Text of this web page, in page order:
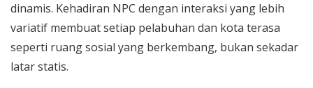
dinamis. Kehadiran NPC dengan interaksi yang lebih
variatif membuat setiap pelabuhan dan kota terasa
seperti ruang sosial yang berkembang, bukan sekadar
latar statis.